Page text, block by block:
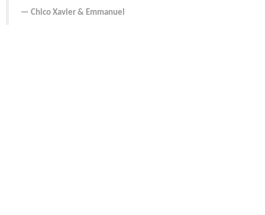
Chico Xavier & Emmanuel